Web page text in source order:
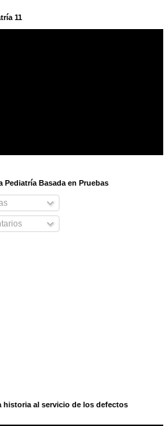
11
Pediatría Basada en Pruebas
historia al servicio de los defectos